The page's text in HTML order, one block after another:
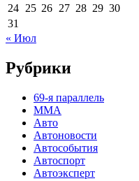
24 25 26 27 28 29 30
31
« Июл
Рубрики
69-я параллель
MMA
Авто
Автоновости
Автособытия
Автоспорт
Автоэксперт